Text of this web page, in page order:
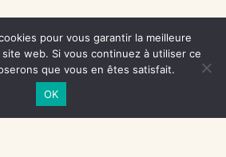
pour vous garantir la meilleure
web. Si vous continuez à utiliser ce
que vous en êtes satisfait.
OK